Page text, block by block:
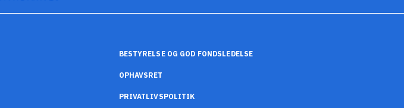
BESTYRELSE OG GOD FONDSLEDELSE
OPHAVSRET
PRIVATLIVSPOLITIK